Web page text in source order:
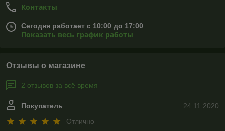
Контакты
Сегодня работает с 10:00 до 17:00
Показать весь график работы
Отзывы о магазине
2 отзывов за всё время
24.11.2020
Покупатель
Отлично